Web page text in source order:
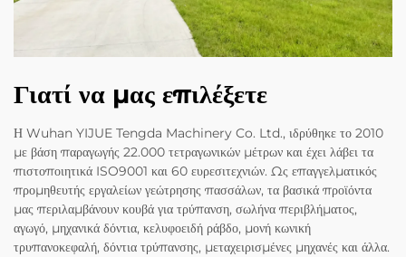
Γιατί να μας επιλέξετε
Η Wuhan YIJUE Tengda Machinery Co. Ltd., ιδρύθηκε το 2010
με βάση παραγωγής 22.000 τετραγωνικών μέτρων και έχει λάβει τα
πιστοποιητικά ISO9001 και 60 ευρεσιτεχνιών. Ως επαγγελματικός
προμηθευτής εργαλείων γεώτρησης πασσάλων, τα βασικά προϊόντα
μας περιλαμβάνουν κουβά για τρύπανση, σωλήνα περιβλήματος,
αγωγό, μηχανικά δόντια, κελυφοειδή ράβδο, μονή κωνική
τρυπανοκεφαλή, δόντια τρύπανσης, μεταχειρισμένες μηχανές και άλλα.